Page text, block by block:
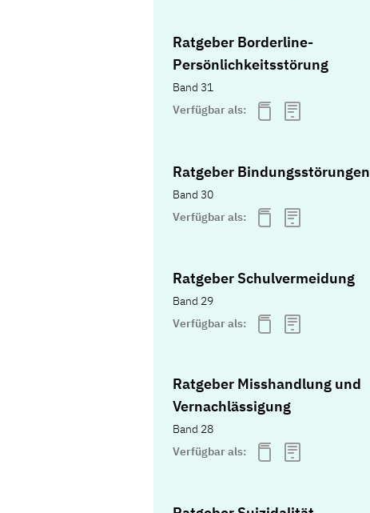
Ratgeber Borderline-
Persönlichkeitsstörung
Band 31
Verfügbar als:
Ratgeber Bindungsstörungen
Band 30
Verfügbar als:
Ratgeber Schulvermeidung
Band 29
Verfügbar als:
Ratgeber Misshandlung und
Vernachlässigung
Band 28
Verfügbar als: